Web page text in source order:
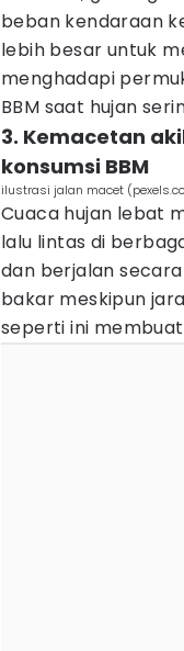
beban kendaraan
lebih besar untuk
menghadapi
BBM saat hujan
3. Kemacetan
konsumsi BBM
ilustrasi jalan macet
Cuaca hujan lebat
lalu lintas di
dan berjalan
bakar meskipun
seperti ini membuat